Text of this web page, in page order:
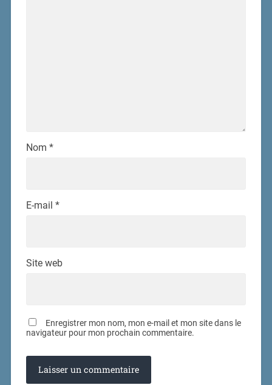
Nom *
E-mail *
Site web
Enregistrer mon nom, mon e-mail et mon site dans le
navigateur pour mon prochain commentaire.